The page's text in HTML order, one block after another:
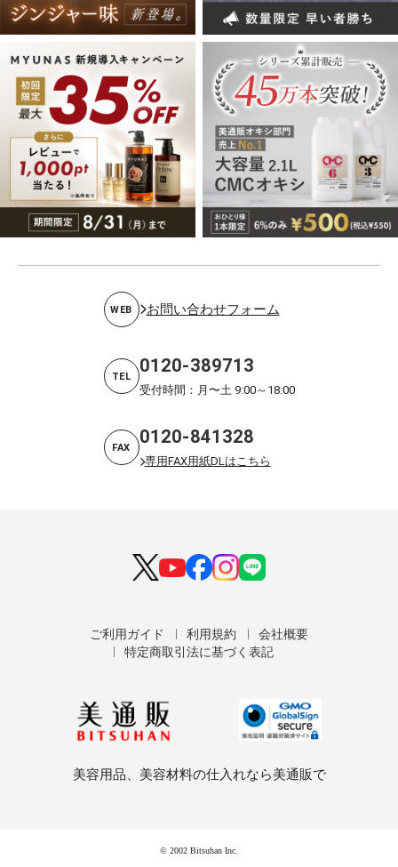
WEB お問い合わせフォーム
TEL 0120-389713
受付時間：月〜土 9:00～18:00
FAX 0120-841328
専用FAX用紙DLはこちら
ご利用ガイド 利用規約
会社概要
特定商取引法に基づく表記
美容用品、美容材料の仕入れなら美通販で
© 2002 Bitsuhan Inc.